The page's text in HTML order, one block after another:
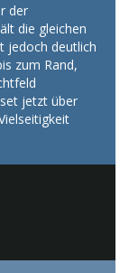
der
die gleichen
jedoch deutlich
zum Rand,
jetzt über